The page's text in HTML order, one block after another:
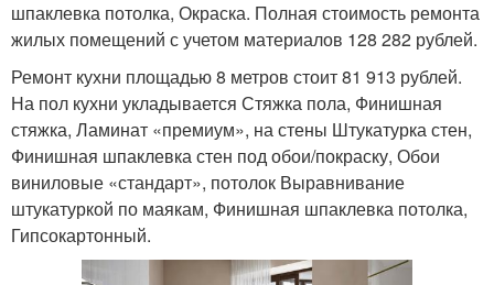
шпаклевка потолка, Окраска. Полная стоимость ремонта
жилых помещений с учетом материалов 128 282 рублей.
Ремонт кухни площадью 8 метров стоит 81 913 рублей.
На пол кухни укладывается Стяжка пола, Финишная
стяжка, Ламинат «премиум», на стены Штукатурка стен,
Финишная шпаклевка стен под обои/покраску, Обои
виниловые «стандарт», потолок Выравнивание
штукатуркой по маякам, Финишная шпаклевка потолка,
Гипсокартонный.